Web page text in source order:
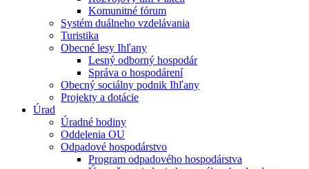
Komunitné fórum
Systém duálneho vzdelávania
Turistika
Obecné lesy Ihľany
Lesný odborný hospodár
Správa o hospodárení
Obecný sociálny podnik Ihľany
Projekty a dotácie
Úrad
Úradné hodiny
Oddelenia OU
Odpadové hospodárstvo
Program odpadového hospodárstva